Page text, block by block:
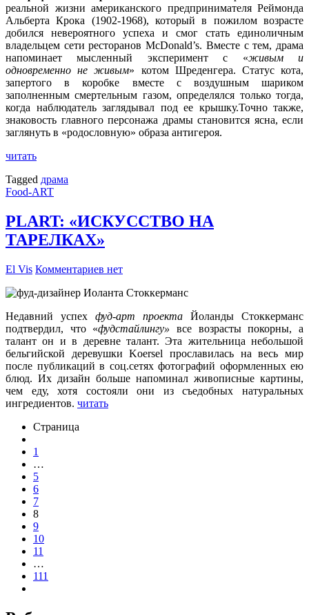
реальной жизни американского предпринимателя Реймонда
Альберта Крока (1902-1968), который в пожилом возрасте
добился невероятного успеха и смог стать единоличным
владельцем сети ресторанов McDonald’s. Вместе с тем, драма
напоминает мысленный эксперимент с «живым и
одновременно не живым» котом Шреденгера. Статус кота,
запертого в коробке вместе с воздушным шариком
заполненным смертельным газом, определялся только тогда,
когда наблюдатель заглядывал под ее крышку.Точно также,
знаковость главного персонажа драмы становится ясна, если
заглянуть в «родословную» образа антигероя.
читать
Tagged драма
Food-ART
PLART: «ИСКУССТВО НА
ТАРЕЛКАХ»
El Vis Комментариев нет
Недавний успех фуд-арт проекта Йоланды Стоккерманс
подтвердил, что «фудстайлингу»все возрасты покорны, а
талант он и в деревне талант. Эта жительница небольшой
бельгийской деревушки Koersel прославилась на весь мир
после публикаций в соц.сетях фотографий оформленных ею
блюд. Их дизайн больше напоминал живописные картины,
чем еду, хотя состояли они из съедобных натуральных
ингредиентов. читать
Страница
1
…
5
6
7
8
9
10
11
…
111